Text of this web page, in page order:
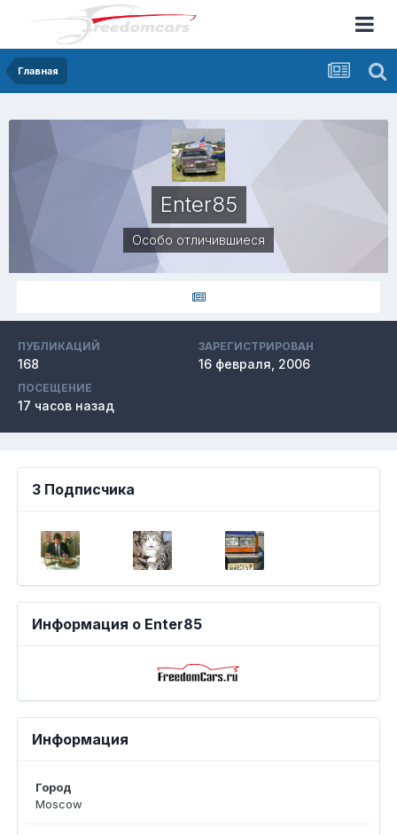
Главная
Enter85
Особо отличившиеся
ПУБЛИКАЦИЙ
168
ЗАРЕГИСТРИРОВАН
16 февраля, 2006
ПОСЕЩЕНИЕ
17 часов назад
3 Подписчика
Информация о Enter85
Информация
Город
Moscow